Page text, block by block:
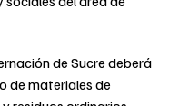
de Sucre deberá
de materiales de